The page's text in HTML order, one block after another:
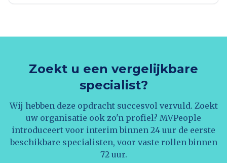
Zoekt u een vergelijkbare
specialist?
Wij hebben deze opdracht succesvol vervuld. Zoekt
uw organisatie ook zo'n profiel? MVPeople
introduceert voor interim binnen 24 uur de eerste
beschikbare specialisten, voor vaste rollen binnen
72 uur.